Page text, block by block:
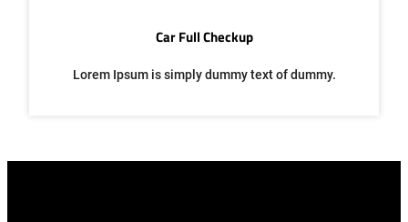
Car Full Checkup
Lorem Ipsum is simply dummy text of dummy.